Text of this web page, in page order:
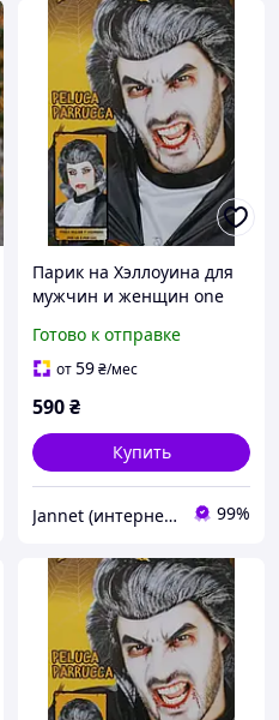
Парик на Хэллоуина для
мужчин и женщин one
Готово к отправке
от59₴/мес
590₴
Купить
Jannet (интернет-магазин) 99%